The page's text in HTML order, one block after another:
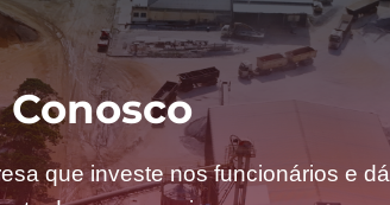
que investe nos funcionários e dá